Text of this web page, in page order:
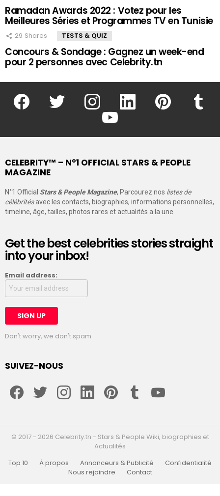
Ramadan Awards 2022 : Votez pour les
Meilleures Séries et Programmes TV en Tunisie
29 Shares TESTS & QUIZ
Concours & Sondage : Gagnez un week-end
pour 2 personnes avec Celebrity.tn
facebook twitter instagram linkedin pinterest
youtube
CELEBRITY™ – N°1 OFFICIAL STARS & PEOPLE
MAGAZINE
N°1 Official Stars & People Magazine, Parcourez nos listes de
célébritésavec les contacts, biographies, informations personnelles,
timeline, âge, tailles, photos rares et actualités a la une.
Get the best celebrities stories straight
into your inbox!
Email address:
Don't worry, we don't spam
SUIVEZ-NOUS
© 2017 - 2026 Celebrity.tn - Stars & People Wiki, biographies et
Actualités
Top 10
À propos Annonceurs & Publicité
Confidentialité
Nous rejoindre
Contact